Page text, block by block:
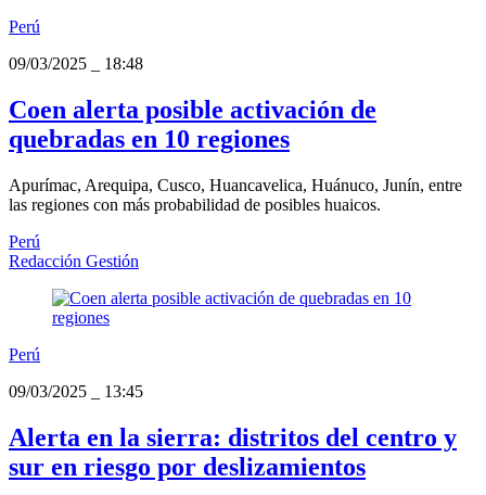
Perú
09/03/2025
18:48
Coen alerta posible activación de
quebradas en 10 regiones
Apurímac, Arequipa, Cusco, Huancavelica, Huánuco, Junín, entre
las regiones con más probabilidad de posibles huaicos.
Perú
Redacción Gestión
Perú
09/03/2025
13:45
Alerta en la sierra: distritos del centro y
sur en riesgo por deslizamientos